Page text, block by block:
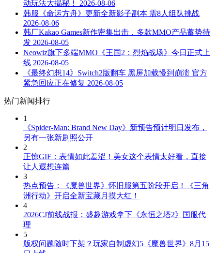
动玩法大揭秘！
2026-08-06
韩服《命运方舟》更新全新影子副本 需8人组队挑战
2026-08-06
韩厂Kakao Games新作密集出击，多款MMO产品蓄势待
发 2026-08-05
Neowiz旗下多端MMO《王国2：烈焰战场》今日正式上
线 2026-08-05
《最终幻想14》Switch2版翻车 黑屏加载慢到崩溃 官方
紧急回应正在修复 2026-08-05
热门新闻排行
1
《Spider-Man: Brand New Day》新预告预计明日发布，
另有一张新剧照公开
2
正惊GIF：表情如此羞涩！美女这个表情太好看，直接
让人遐想连篇
3
热点预告：《魔兽世界》怀旧服第五阶段开启！《三角
洲行动》开启全新宝藏月摸大红！
4
2026CJ前线战报：盛趣游戏拿下《永恒之塔2》国服代
理
5
版权问题随时下架？玩家自制虚幻5《魔兽世界》8月15